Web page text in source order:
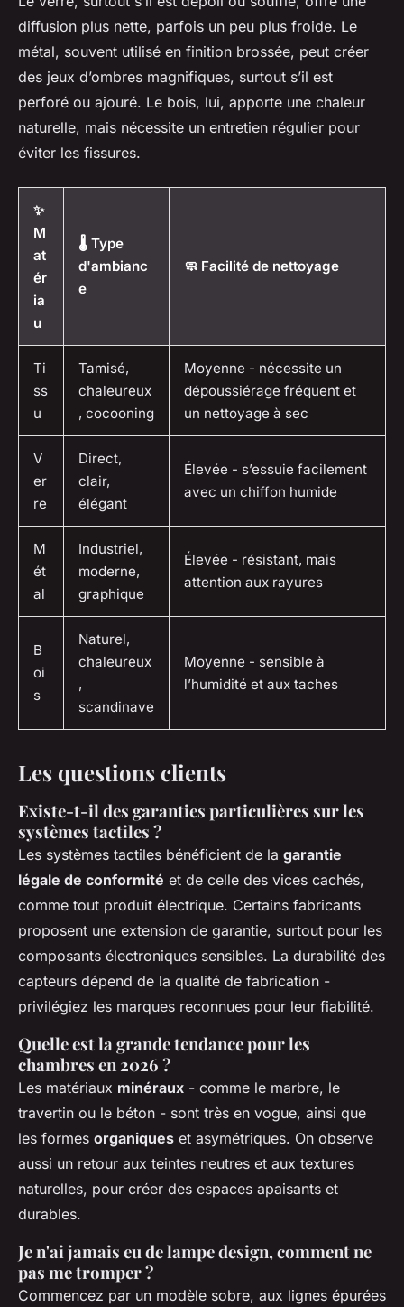
diffusion plus nette, parfois un peu plus froide. Le
métal, souvent utilisé en finition brossée, peut créer
des jeux d’ombres magnifiques, surtout s’il est
perforé ou ajouré. Le bois, lui, apporte une chaleur
naturelle, mais nécessite un entretien régulier pour
éviter les fissures.
✨
M
at
ér
ia
u
🌡️ Type
d'ambianc
e
🧼 Facilité de nettoyage
Ti
ss
u
Tamisé,
chaleureux
, cocooning
Moyenne - nécessite un
dépoussiérage fréquent et
un nettoyage à sec
V
er
re
Direct,
clair,
élégant
Élevée - s’essuie facilement
avec un chiffon humide
M
ét
al
Industriel,
moderne,
graphique
Élevée - résistant, mais
attention aux rayures
B
oi
s
Naturel,
chaleureux
,
scandinave
Moyenne - sensible à
l’humidité et aux taches
Les questions clients
Existe-t-il des garanties particulières sur les
systèmes tactiles ?
Les systèmes tactiles bénéficient de la garantie
légale de conformité et de celle des vices cachés,
comme tout produit électrique. Certains fabricants
proposent une extension de garantie, surtout pour les
composants électroniques sensibles. La durabilité des
capteurs dépend de la qualité de fabrication -
privilégiez les marques reconnues pour leur fiabilité.
Quelle est la grande tendance pour les
chambres en 2026 ?
Les matériaux minéraux - comme le marbre, le
travertin ou le béton - sont très en vogue, ainsi que
les formes organiques et asymétriques. On observe
aussi un retour aux teintes neutres et aux textures
naturelles, pour créer des espaces apaisants et
durables.
Je n'ai jamais eu de lampe design, comment ne
pas me tromper ?
Commencez par un modèle sobre, aux lignes épurées